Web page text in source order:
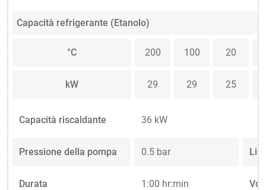
Capacità refrigerante (Etanolo)
°C 200 100 20
kW 29 29 25
Capacità riscaldante 36 kW
Pressione della pompa 0.5 bar
Durata 1:00 hr:min